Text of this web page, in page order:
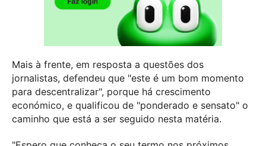
Mais à frente, em resposta a questões dos
jornalistas, defendeu que "este é um bom momento
para descentralizar", porque há crescimento
económico, e qualificou de "ponderado e sensato" o
caminho que está a ser seguido nesta matéria.